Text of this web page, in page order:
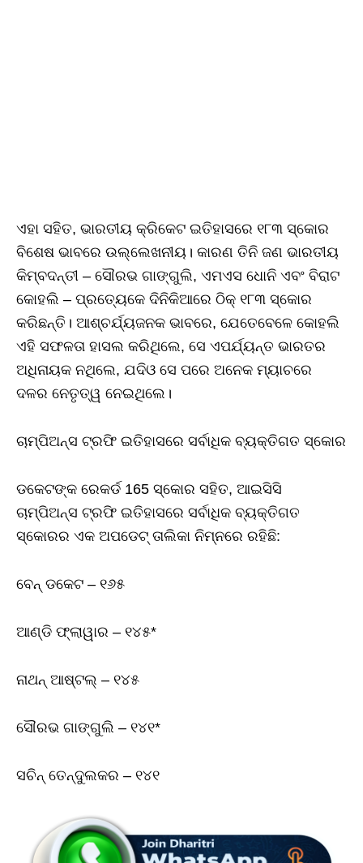
ଏହା ସହିତ, ଭାରତୀୟ କ୍ରିକେଟ ଇତିହାସରେ ୧୮୩ ସ୍କୋର
ବିଶେଷ ଭାବରେ ଉଲ୍ଲେଖନୀୟ। କାରଣ ତିନି ଜଣ ଭାରତୀୟ
କିମ୍ବଦନ୍ତୀ – ସୌରଭ ଗାଙ୍ଗୁଲି, ଏମଏସ ଧୋନି ଏବଂ ବିରାଟ
କୋହଲି – ପ୍ରତ୍ୟେକେ ଦିନିକିଆରେ ଠିକ୍ ୧୮୩ ସ୍କୋର
କରିଛନ୍ତି। ଆଶ୍ଚର୍ଯ୍ୟଜନକ ଭାବରେ, ଯେତେବେଳେ କୋହଲି
ଏହି ସଫଳତା ହାସଲ କରିଥିଲେ, ସେ ଏପର୍ଯ୍ୟନ୍ତ ଭାରତର
ଅଧିନାୟକ ନଥିଲେ, ଯଦିଓ ସେ ପରେ ଅନେକ ମ୍ୟାଚରେ
ଦଳର ନେତୃତ୍ୱ ନେଇଥିଲେ।
ଚାମ୍ପିଅନ୍ସ ଟ୍ରଫି ଇତିହାସରେ ସର୍ବାଧିକ ବ୍ୟକ୍ତିଗତ ସ୍କୋର
ଡକେଟଙ୍କ ରେକର୍ଡ 165 ସ୍କୋର ସହିତ, ଆଇସିସି
ଚାମ୍ପିଅନ୍ସ ଟ୍ରଫି ଇତିହାସରେ ସର୍ବାଧିକ ବ୍ୟକ୍ତିଗତ
ସ୍କୋରର ଏକ ଅପଡେଟ୍ ତାଲିକା ନିମ୍ନରେ ରହିଛି:
ବେନ୍ ଡକେଟ – ୧୬୫
ଆଣ୍ଡି ଫ୍ଲାୱାର – ୧୪୫*
ନାଥନ୍ ଆଷ୍ଟଲ୍ – ୧୪୫
ସୌରଭ ଗାଙ୍ଗୁଲି – ୧୪୧*
ସଚିନ୍ ତେନ୍ଦୁଲକର – ୧୪୧